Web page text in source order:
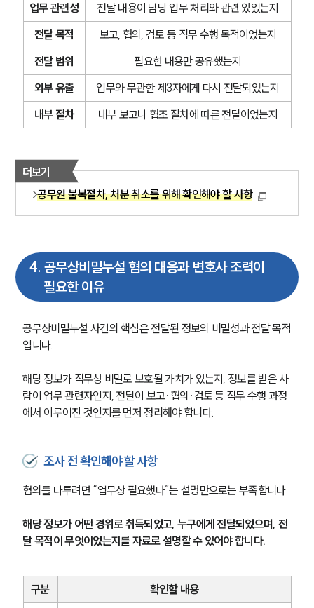
업무 관련성
전달 내용이 담당 업무 처리와 관련 있었는지
전달 목적
보고, 협의, 검토 등 직무 수행 목적이었는지
전달 범위
필요한 내용만 공유했는지
외부 유출
업무와 무관한 제3자에게 다시 전달되었는지
내부 절차
내부 보고나 협조 절차에 따른 전달이었는지
더보기
공무원 불복절차, 처분 취소를 위해 확인해야 할 사항
4. 공무상비밀누설 혐의 대응과 변호사 조력이
필요한 이유
공무상비밀누설 사건의 핵심은 전달된 정보의 비밀성과 전달 목적
입니다.
해당 정보가 직무상 비밀로 보호될 가치가 있는지, 정보를 받은 사
람이 업무 관련자인지, 전달이 보고·협의·검토 등 직무 수행 과정
에서 이루어진 것인지를 먼저 정리해야 합니다.
조사 전 확인해야 할 사항
혐의를 다투려면 “업무상 필요했다”는 설명만으로는 부족합니다.
해당 정보가 어떤 경위로 취득되었고, 누구에게 전달되었으며, 전
달 목적이 무엇이었는지를 자료로 설명할 수 있어야 합니다.
구분
확인할 내용